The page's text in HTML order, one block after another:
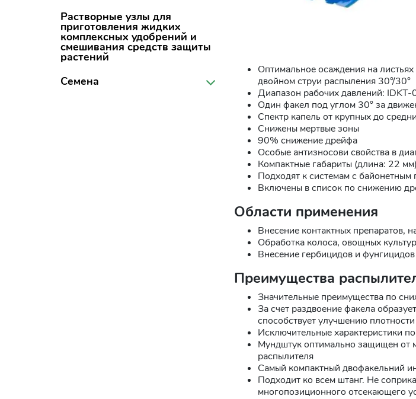
Растворные узлы для
приготовления жидких
комплексных удобрений и
смешивания средств защиты
растений
Семена
Оптимальное осаждения на
двойном струи распыления 30°/30°
Диапазон рабочих давлений:
Один факел под углом 30° за
Спектр капель от крупных до
Снижены мертвые зоны
90% снижение дрейфа
Особые антизносови свойства в
Компактные габариты (длина: 22 мм)
Подходят к системам с
Включены в список по снижению
Области применения
Внесение контактных препаратов,
Обработка колоса, овощных
Внесение гербицидов и фунгицидов
Преимущества
Значительные преимущества по
За счет раздвоение факела
способствует улучшению
Исключительные характеристики
Мундштук оптимально защищен от
распылителя
Самый компактный двофакельний
Подходит ко всем штанг. Не
многопозиционного отсекающего